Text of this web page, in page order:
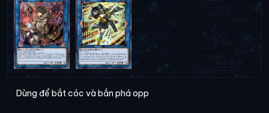
Dùng để bắt cóc và bắn phá opp